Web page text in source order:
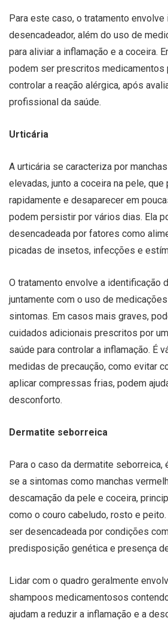
Para este caso, o tratamento
desencadeador, além do uso de
para aliviar a inflamação e a coceira.
podem ser prescritos medicamentos
controlar a reação alérgica, após
profissional da saúde.
Urticária
A urticária se caracteriza por
elevadas, junto a coceira na pele, que
rapidamente e desaparecer em
podem persistir por vários dias. Ela
desencadeada por fatores como
picadas de insetos, infecções e
O tratamento envolve a identificação
juntamente com o uso de
sintomas. Em casos mais graves,
cuidados adicionais prescritos por
saúde para controlar a inflamação. É
medidas de precaução, como evitar
aplicar compressas frias, podem
desconforto.
Dermatite seborreica
Para o caso da dermatite seborreica,
se a sintomas como manchas
descamação da pele e coceira,
como o couro cabeludo, rosto e
ser desencadeada por condições
predisposição genética e presença
Lidar com o quadro geralmente
shampoos medicamentosos
ajudam a reduzir a inflamação e a